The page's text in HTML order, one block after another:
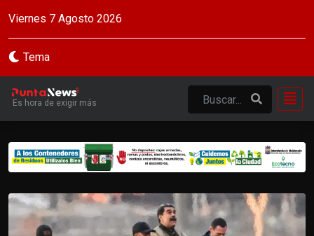
Viernes 7 Agosto 2026
Tema
Es hora de exigir más